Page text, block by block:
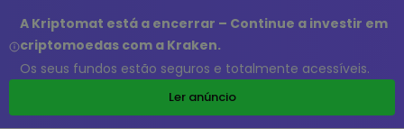
A Kriptomat está a encerrar – Continue a investir em
criptomoedas com a Kraken.
Os seus fundos estão seguros e totalmente acessíveis.
Ler anúncio